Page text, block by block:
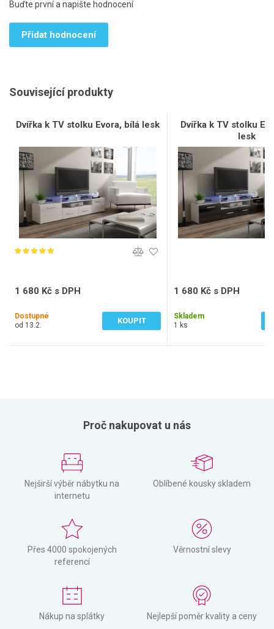
Buďte první a napište hodnocení
Přidat hodnocení
Související produkty
Dvířka k TV stolku Evora, bílá lesk
1 680 Kč s DPH
Dostupné
od 13.2.
KOUPIT
Dvířka k TV stolku
lesk
1 680 Kč s DPH
Skladem
1 ks
Proč nakupovat u nás
Nejširší výběr nábytku na
internetu
Oblíbené kousky skladem
Přes 4000 spokojených
referencí
Věrnostní slevy
Nákup na splátky Nejlepší poměr kvality a ceny